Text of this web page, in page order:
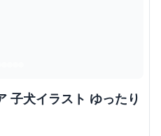
子犬イラスト ゆったり